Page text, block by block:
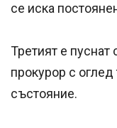
се иска
Третият е пуснат
прокурор с
състояние.